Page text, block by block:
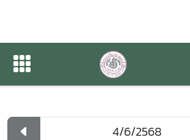
ปฏิทินกิจกรรมของหน่ว
ปฏิทินกิจกรรมของหน่วยงาน